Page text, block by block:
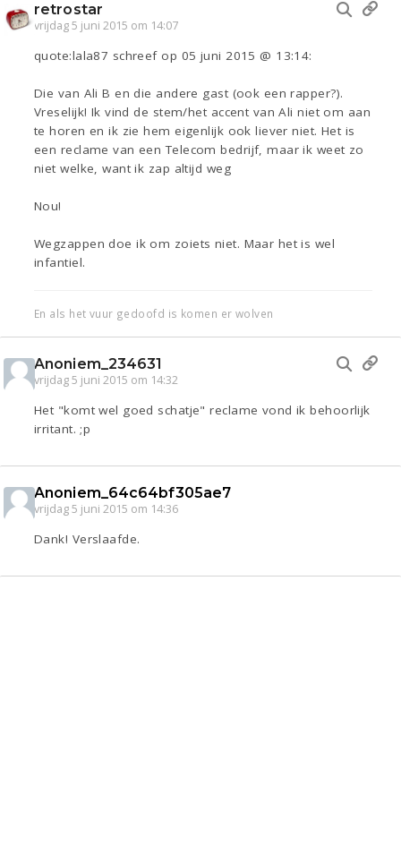
retrostar
vrijdag 5 juni 2015 om 14:07
quote:lala87 schreef op 05 juni 2015 @ 13:14:
Die van Ali B en die andere gast (ook een rapper?).
Vreselijk! Ik vind de stem/het accent van Ali niet om aan
te horen en ik zie hem eigenlijk ook liever niet. Het is
een reclame van een Telecom bedrijf, maar ik weet zo
niet welke, want ik zap altijd weg
Nou!
Wegzappen doe ik om zoiets niet. Maar het is wel
infantiel.
En als het vuur gedoofd is komen er wolven
Anoniem_234631
vrijdag 5 juni 2015 om 14:32
Het "komt wel goed schatje" reclame vond ik behoorlijk
irritant. ;p
Anoniem_64c64bf305ae7
vrijdag 5 juni 2015 om 14:36
Dank! Verslaafde.